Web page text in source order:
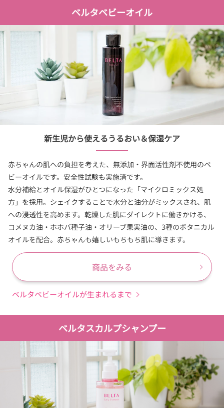
ベルタベビーオイル
新生児から使えるうるおい＆保湿ケア
赤ちゃんの肌への負担を考えた、無添加・界面活性剤不使用のベ
ビーオイルです。安全性試験も実施済です。
水分補給とオイル保湿がひとつになった「マイクロミックス処
方」を採用。シェイクすることで水分と油分がミックスされ、肌
への浸透性を高めます。乾燥した肌にダイレクトに働きかける、
コメヌカ油・ホホバ種子油・オリーブ果実油の、3種のボタニカル
オイルを配合。赤ちゃんも嬉しいもちもち肌に導きます。
商品をみる
ベルタベビーオイルが生まれるまで
ベルタスカルプシャンプー